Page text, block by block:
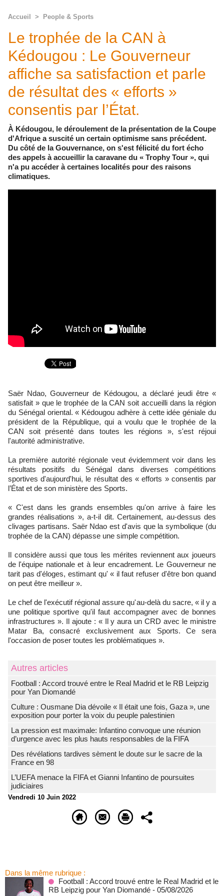
Accueil > People & Sports
Le trophée de la CAN à
Kédougou : Le Gouverneur
affiche sa satisfaction et parle
de résultat des « efforts »
consentis par l’État.
À Kédougou, le déroulement de la présentation de la Coupe
d'Afrique a suscité un certain optimisme sans précédent.
Du côté de la Gouvernance, on s'est félicité du fort écho
des appels à accueillir la caravane du « Trophy Tour », qui
n'a pu accéder à certaines localités pour des raisons
climatiques.
Saër Ndao, Gouverneur de Kédougou, a déclaré jeudi être «
satisfait » que le trophée de la CAN soit accueilli dans la région
du Sénégal oriental. « Kédougou adhère à cette idée géniale du
président de la République, qui a voulu que le trophée de la
CAN soit présenté dans toutes les régions », s'est réjoui
l'autorité administrative.
La première autorité régionale veut évidemment voir dans les
résultats positifs du Sénégal dans diverses compétitions
sportives d'aujourd'hui, le résultat des « efforts » consentis par
l’État et de son ministère des Sports.
« C'est dans les grands ensembles qu'on arrive à faire les
grandes réalisations », a-t-il dit. Certainement, au-dessus des
clivages partisans. Saër Ndao est d'avis que la symbolique (du
trophée de la CAN) dépasse une simple compétition.
Il considère aussi que tous les mérites reviennent aux joueurs
de l'équipe nationale et à leur encadrement. Le Gouverneur ne
tarit pas d'éloges, estimant qu' « il faut refuser d'être bon quand
on peut être meilleur ».
Le chef de l'exécutif régional assure qu'au-delà du sacre, « il y a
une politique sportive qu'il faut accompagner avec de bonnes
infrastructures ». Il ajoute : « Il y aura un CRD avec le ministre
Matar Ba, consacré exclusivement aux Sports. Ce sera
l'occasion de poser toutes les problématiques ».
Autres articles
Football : Accord trouvé entre le Real Madrid et le RB Leipzig
pour Yan Diomandé
Culture : Ousmane Dia dévoile « Il était une fois, Gaza », une
exposition pour porter la voix du peuple palestinien
La pression est maximale: Infantino convoque une réunion
d’urgence avec les plus hauts responsables de la FIFA
Des révélations tardives sèment le doute sur le sacre de la
France en 98
L’UEFA menace la FIFA et Gianni Infantino de poursuites
judiciaires
Vendredi 10 Juin 2022
Dans la même rubrique :
Football : Accord trouvé entre le Real Madrid et le
RB Leipzig pour Yan Diomandé - 05/08/2026